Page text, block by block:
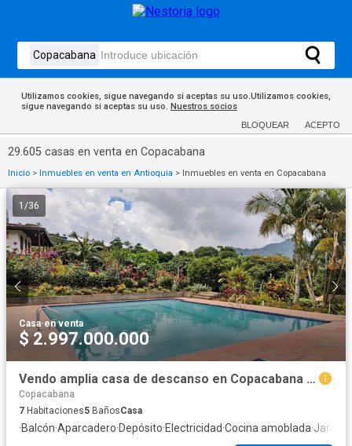
Utilizamos cookies, sigue navegando si aceptas su uso.Utilizamos cookies,
sigue navegando si aceptas su uso. Nuestros socios
BLOQUEAR ACEPTO
29.605 casas en venta en Copacabana
Inicio > Inmuebles en venta en Antioquia > Inmuebles en venta en Copacabana
1 /36
Casa·en venta
$ 2.997.000.000
Vendo amplia casa de descanso en Copacabana en unidad cerrada
Copacabana
7 Habitaciones5 BañosCasa
·Balcón·Aparcadero·Depósito·Electricidad·Cocina amoblada·Jardín